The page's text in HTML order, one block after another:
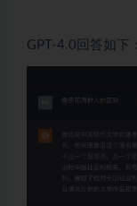
GPT-4.0回答如下：